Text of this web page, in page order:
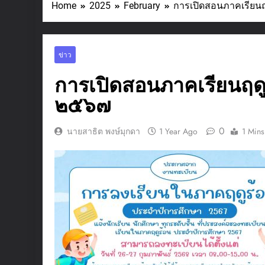
Home 2025 February การเปิดสอนภาคเรีย
ข่าว
การเปิดสอนภาคเรียนฤ
๒๕๖๗
นายสาธิต พงษ์มุกดา 1 Year Ago 0 1 Mins